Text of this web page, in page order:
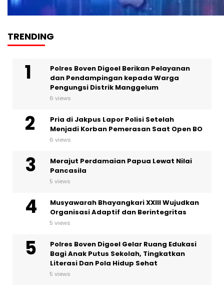
TRENDING
Polres Boven Digoel Berikan Pelayanan
dan Pendampingan kepada Warga
Pengungsi Distrik Manggelum
6 views
Pria di Jakpus Lapor Polisi Setelah
Menjadi Korban Pemerasan Saat Open BO
6 views
Merajut Perdamaian Papua Lewat Nilai
Pancasila
5 views
Musyawarah Bhayangkari XXIII Wujudkan
Organisasi Adaptif dan Berintegritas
5 views
Polres Boven Digoel Gelar Ruang Edukasi
Bagi Anak Putus Sekolah, Tingkatkan
Literasi Dan Pola Hidup Sehat
5 views